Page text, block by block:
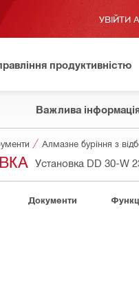
УВІЙТИ
продуктивністю
Важлива
Алмазне буріння з
Установка DD 30-W
Документи